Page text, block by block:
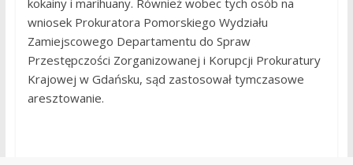
kokainy i marihuany. Również wobec tych osób na
wniosek Prokuratora Pomorskiego Wydziału
Zamiejscowego Departamentu do Spraw
Przestępczości Zorganizowanej i Korupcji Prokuratury
Krajowej w Gdańsku, sąd zastosował tymczasowe
aresztowanie.